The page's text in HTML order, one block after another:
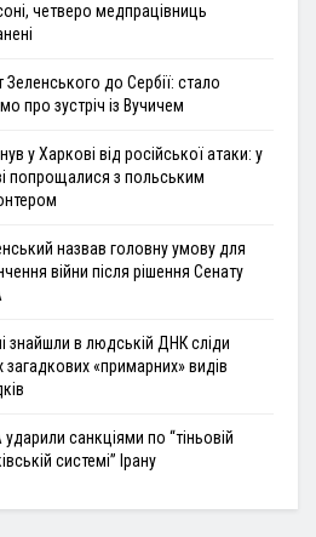
четверо медпрацівниць
Зеленського до Сербії: стало
про зустріч із Вучичем
у Харкові від російської атаки: у
попрощалися з польським
назвав головну умову для
війни після рішення Сенату
знайшли в людській ДНК сліди
загадкових «примарних» видів
санкціями по “тіньовій
системі” Ірану